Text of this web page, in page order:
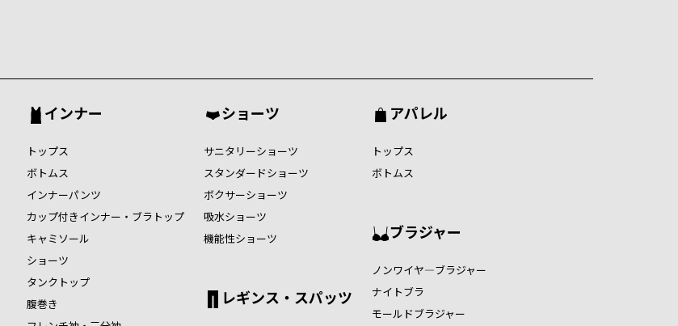
インナー
トップス
ボトムス
インナーパンツ
カップ付きインナー・ブラトップ
キャミソール
ショーツ
タンクトップ
腹巻き
ショーツ
サニタリーショーツ
スタンダードショーツ
ボクサーショーツ
吸水ショーツ
機能性ショーツ
レギンス・スパッツ
アパレル
トップス
ボトムス
ブラジャー
ノンワイヤ―ブラジャー
ナイトブラ
モールドブラジャー